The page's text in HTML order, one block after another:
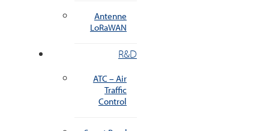
Antenne
LoRaWAN
R&D
ATC – Air
Traffic
Control